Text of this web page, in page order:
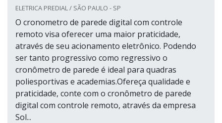
ELETRICA PREDIAL / SÃO PAULO - SP
O cronometro de parede digital com controle
remoto visa oferecer uma maior praticidade,
através de seu acionamento eletrônico. Podendo
ser tanto progressivo como regressivo o
cronômetro de parede é ideal para quadras
poliesportivas e academias.Ofereça qualidade e
praticidade, conte com o cronômetro de parede
digital com controle remoto, através da empresa
Sol...